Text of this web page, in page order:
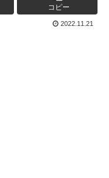
コピー
2022.11.21